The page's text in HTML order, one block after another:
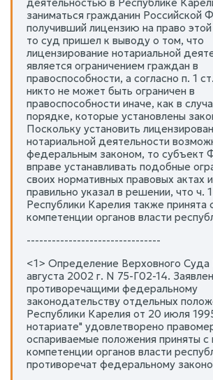
заниматься гражданин Российской
получивший лицензию на право
то суд пришел к выводу о том, что
лицензирование нотариальной
является ограничением граждан в
правоспособности, а согласно п. 1
никто не может быть ограничен в
правоспособности иначе, как в
порядке, которые установлены
Поскольку установить
нотариальной деятельности
федеральным законом, то субъект
вправе устанавливать подобные
своих нормативных правовых актах
правильно указал в решении, что ч.
Республики Карелия также принята
компетенции органов власти
--------------------------------
<1> Определение Верховного
августа 2002 г. N 75-Г02-14.
противоречащими федеральному
законодательству отдельных
Республики Карелия от 20 июля
нотариате" удовлетворено
оспариваемые положения приняты
компетенции органов власти
противоречат федеральному